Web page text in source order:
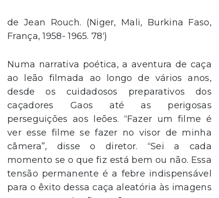
de Jean Rouch. (Niger, Mali, Burkina Faso,
França, 1958- 1965. 78‘)
Numa narrativa poética, a aventura de caça
ao leão filmada ao longo de vários anos,
desde os cuidadosos preparativos dos
caçadores Gaos até as perigosas
perseguições aos leões. “Fazer um filme é
ver esse filme se fazer no visor de minha
câmera”, disse o diretor. “Sei a cada
momento se o que fiz está bem ou não. Essa
tensão permanente é a febre indispensável
para o êxito dessa caça aleatória às imagens